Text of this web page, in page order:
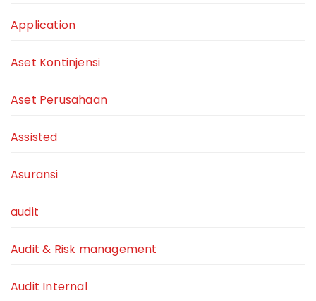
Application
Aset Kontinjensi
Aset Perusahaan
Assisted
Asuransi
audit
Audit & Risk management
Audit Internal